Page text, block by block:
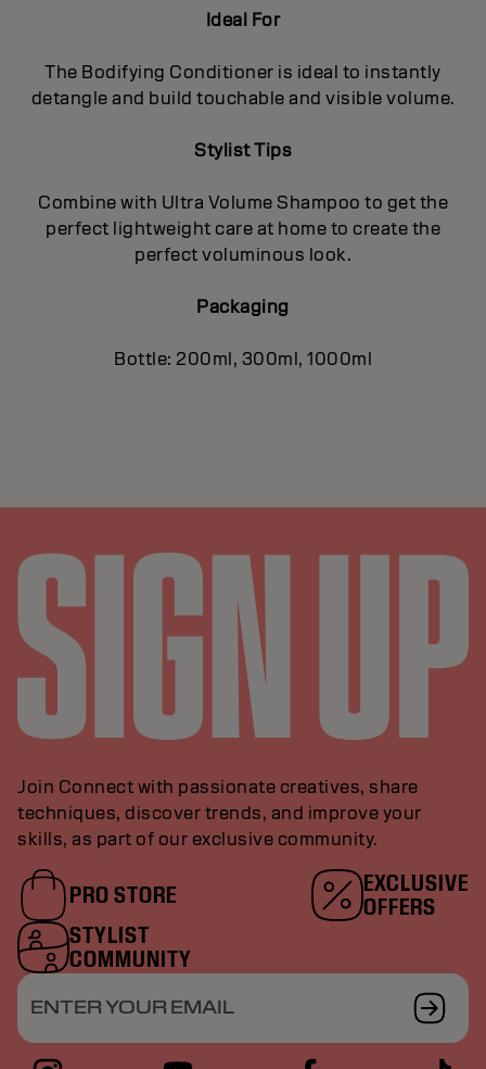
Ideal For
The Bodifying Conditioner is ideal to instantly
detangle and build touchable and visible volume.
Stylist Tips
Combine with Ultra Volume Shampoo to get the
perfect lightweight care at home to create the
perfect voluminous look.
Packaging
Bottle: 200ml, 300ml, 1000ml
Join Connect with passionate creatives, share
techniques, discover trends, and improve your
skills, as part of our exclusive community.
PRO STORE
EXCLUSIVE
OFFERS
STYLIST
COMMUNITY
ENTER YOUR EMAIL